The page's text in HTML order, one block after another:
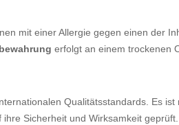
mit einer Allergie gegen einen der
erfolgt an einem trockenen
Qualitätsstandards. Es ist
Sicherheit und Wirksamkeit geprüft.